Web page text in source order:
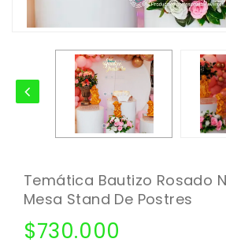
Temática Bautizo Rosado
Mesa Stand De Postres
$730.000